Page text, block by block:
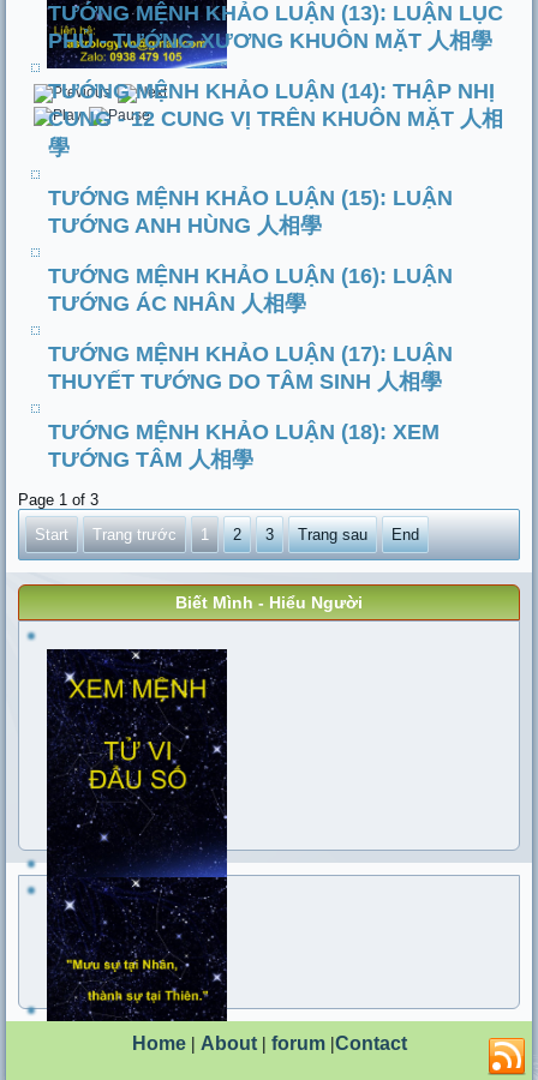
TƯỚNG MỆNH KHẢO LUẬN (13): LUẬN LỤC
PHỦ - TƯỚNG XƯƠNG KHUÔN MẶT 人相學
TƯỚNG MỆNH KHẢO LUẬN (14): THẬP NHỊ
CUNG - 12 CUNG VỊ TRÊN KHUÔN MẶT 人相
學
TƯỚNG MỆNH KHẢO LUẬN (15): LUẬN
TƯỚNG ANH HÙNG 人相學
TƯỚNG MỆNH KHẢO LUẬN (16): LUẬN
TƯỚNG ÁC NHÂN 人相學
TƯỚNG MỆNH KHẢO LUẬN (17): LUẬN
THUYẾT TƯỚNG DO TÂM SINH 人相學
TƯỚNG MỆNH KHẢO LUẬN (18): XEM
TƯỚNG TÂM 人相學
Page 1 of 3
Start
Trang trước 1 2 3 Trang sau End
Biết Mình - Hiểu Người
Home| About| forum|Contact